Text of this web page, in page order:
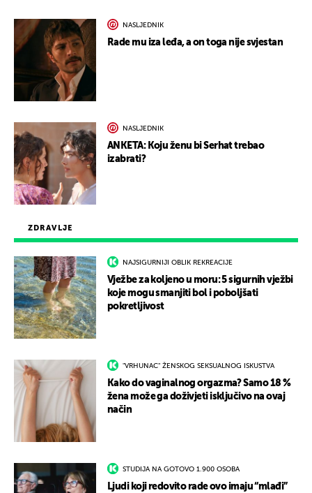
ZDRAVLJE
NAJSIGURNIJI OBLIK REKREACIJE
Vježbe za koljeno u moru: 5 sigurnih vježbi
koje mogu smanjiti bol i poboljšati
pokretljivost
"VRHUNAC" ŽENSKOG SEKSUALNOG ISKUSTVA
Kako do vaginalnog orgazma? Samo 18 %
žena može ga doživjeti isključivo na ovaj
način
STUDIJA NA GOTOVO 1.900 OSOBA
Ljudi koji redovito rade ovo imaju “mlađi”
NASLJEDNIK
Rade mu iza leđa, a on toga nije svjestan
NASLJEDNIK
ANKETA: Koju ženu bi Serhat trebao
izabrati?